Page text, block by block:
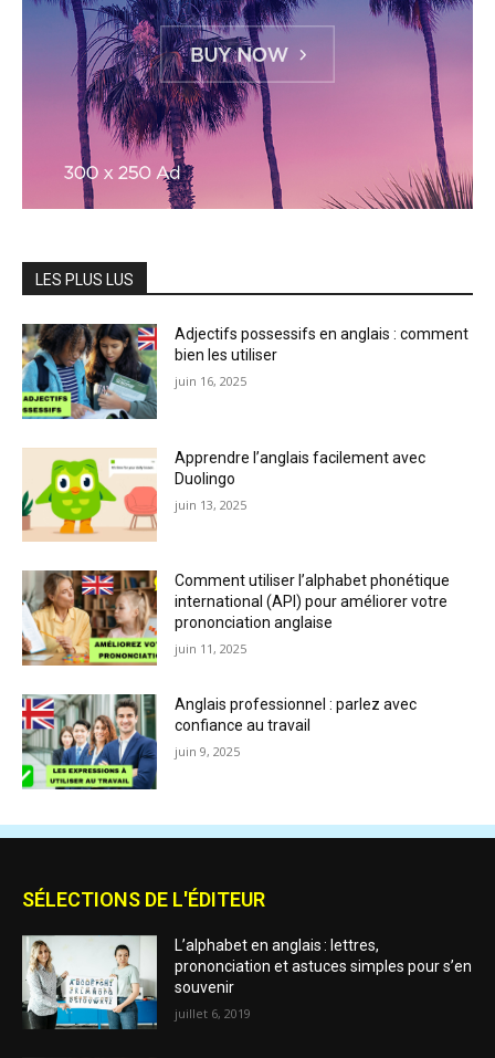
LES PLUS LUS
Adjectifs possessifs en anglais : comment
bien les utiliser
juin 16, 2025
Apprendre l’anglais facilement avec
Duolingo
juin 13, 2025
Comment utiliser l’alphabet phonétique
international (API) pour améliorer votre
prononciation anglaise
juin 11, 2025
Anglais professionnel : parlez avec
confiance au travail
juin 9, 2025
SÉLECTIONS DE L'ÉDITEUR
L’alphabet en anglais : lettres,
prononciation et astuces simples pour s’en
souvenir
juillet 6, 2019